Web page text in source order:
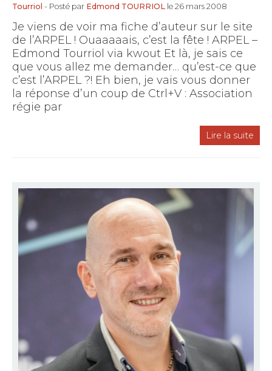
Tourriol - Posté par Edmond TOURRIOL le 26 mars 2008
Je viens de voir ma fiche d’auteur sur le site
de l’ARPEL ! Ouaaaaais, c’est la fête ! ARPEL –
Edmond Tourriol via kwout Et là, je sais ce
que vous allez me demander… qu’est-ce que
c’est l’ARPEL ?! Eh bien, je vais vous donner
la réponse d’un coup de Ctrl+V : Association
régie par
Lire la suite